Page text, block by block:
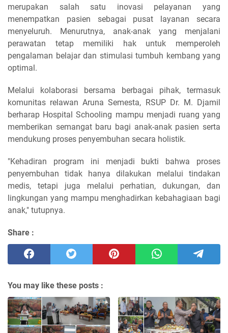
merupakan salah satu inovasi pelayanan yang
menempatkan pasien sebagai pusat layanan secara
menyeluruh. Menurutnya, anak-anak yang menjalani
perawatan tetap memiliki hak untuk memperoleh
pengalaman belajar dan stimulasi tumbuh kembang yang
optimal.
Melalui kolaborasi bersama berbagai pihak, termasuk
komunitas relawan Aruna Semesta, RSUP Dr. M. Djamil
berharap Hospital Schooling mampu menjadi ruang yang
memberikan semangat baru bagi anak-anak pasien serta
mendukung proses penyembuhan secara holistik.
"Kehadiran program ini menjadi bukti bahwa proses
penyembuhan tidak hanya dilakukan melalui tindakan
medis, tetapi juga melalui perhatian, dukungan, dan
lingkungan yang mampu menghadirkan kebahagiaan bagi
anak," tutupnya.
Share :
You may like these posts :